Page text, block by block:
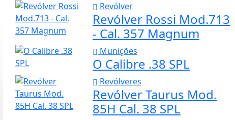
Revólver
Revólver Rossi Mod.713
- Cal. 357 Magnum
Munições
O Calibre .38 SPL
Revólveres
Revólver Taurus Mod.
85H Cal. 38 SPL